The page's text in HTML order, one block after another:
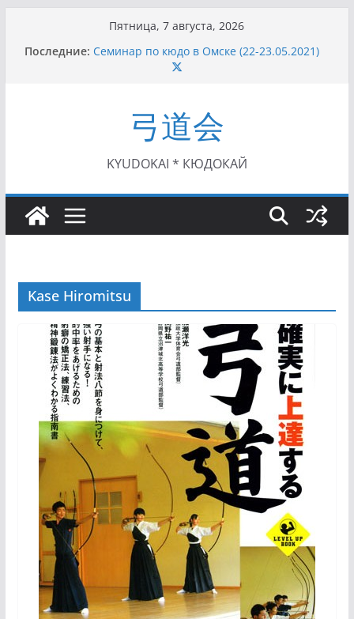
содержимому
Пятница, 7 августа, 2026
Последние: Семинар по кюдо в Омске (22-23.05.2021)
Чемпионат Росcии, Дёмино (2-5.09.2021)
II Кубок Посла Японии в России по Кюдо,
Орёл (25.07.2021)
I этап Кубка Московской области по Кюдо /
Сейдокан II (27.06.2021)
弓道会
KYUDOKAI * КЮДОКАЙ
Kase Hiromitsu